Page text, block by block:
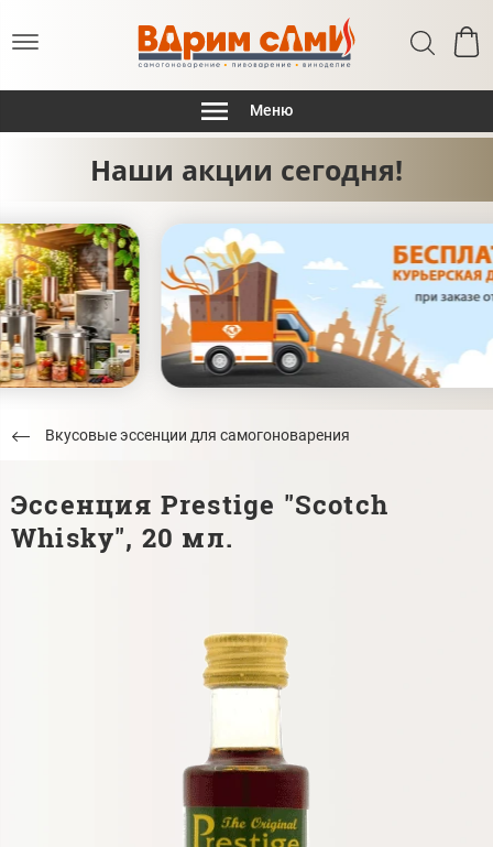
Меню
Наши акции сегодня!
Вкусовые эссенции для самогоноварения
Эссенция Prestige "Scotch
Whisky", 20 мл.